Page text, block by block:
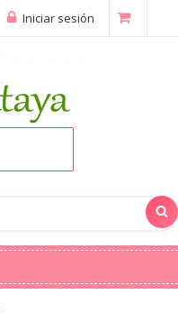
Iniciar sesión